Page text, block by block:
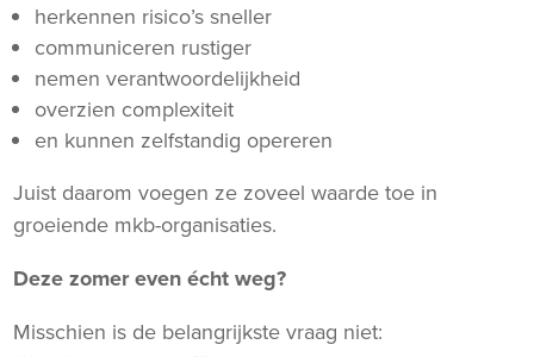
herkennen risico’s sneller
communiceren rustiger
nemen verantwoordelijkheid
overzien complexiteit
en kunnen zelfstandig opereren
Juist daarom voegen ze zoveel waarde toe in
groeiende mkb-organisaties.
Deze zomer even écht weg?
Misschien is de belangrijkste vraag niet: